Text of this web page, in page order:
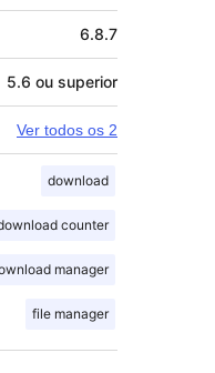
6.8.7
5.6 ou superior
Ver todos os 2
download
counter
manager
file manager